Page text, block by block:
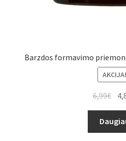
Barzdos formavimo
AKCIJA!
6,99€